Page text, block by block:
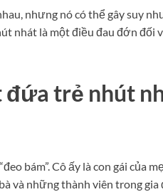
nhưng nó có thể gây suy
nhát là một điều đau đớn đối
đứa trẻ nhút
bám”. Cô ấy là con gái của
và những thành viên trong gia